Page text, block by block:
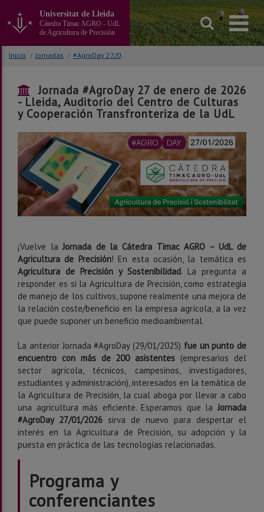
contenido
Universitat de Lleida
Cátedra Timac AGRO - UdL
de Agricultura de Precisión
Inicio / Jornadas / #AgroDay 27/01/2026
Jornada #AgroDay 27 de enero de 2026
- Lleida, Auditorio del Centro de Culturas
y Cooperación Transfronteriza de la UdL
¡Vuelve laJornada de la Cátedra Timac AGRO – UdL de
Agricultura de Precisión! En esta ocasión, la temática es
Agricultura de Precisión y Sostenibilidad. La pregunta a
responder es si la Agricultura de Precisión, como estrategia
de manejo de los cultivos, supone realmente una mejora de
la relación coste/beneficio en la empresa agrícola, a la vez
que puede suponer un beneficio medioambiental.
La anterior Jornada #AgroDay (29/01/2025) fue un punto de
encuentro con más de 200 asistentes (empresarios del
sector agrícola, técnicos, campesinos, investigadores,
estudiantes y administración), interesados en la temática de
la Agricultura de Precisión, la cual aboga por llevar a cabo
una agricultura más eficiente. Esperamos que laJornada
#AgroDay 27/01/2026 sirva de nuevo para despertar el
interés en la Agricultura de Precisión, su adopción y la
puesta en práctica de las tecnologías relacionadas.
Programa y
conferenciantes